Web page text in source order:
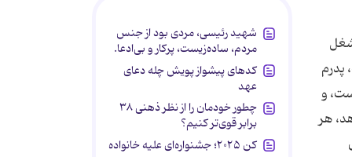
پدرم
و
هر
شهید رئیسی، مردی بود از جنس
مردم، ساده‌زیست، پرکار و بی‌ادعا.
کدهای پیشواز پویش چله دعای
عهد
چطور خودمان را از نظر ذهنی ۳۸
برابر قوی‌تر کنیم؟
کن ۲۰۲۵؛ جشنواره‌ای علیه خانواده